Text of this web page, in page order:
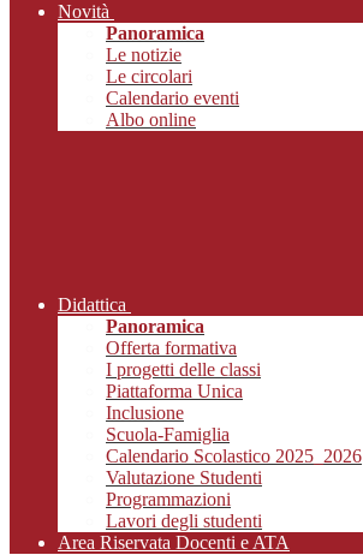
Novità
Panoramica
Le notizie
Le circolari
Calendario eventi
Albo online
Didattica
Panoramica
Offerta formativa
I progetti delle classi
Piattaforma Unica
Inclusione
Scuola-Famiglia
Calendario Scolastico 2025_2026
Valutazione Studenti
Programmazioni
Lavori degli studenti
Area Riservata Docenti e ATA